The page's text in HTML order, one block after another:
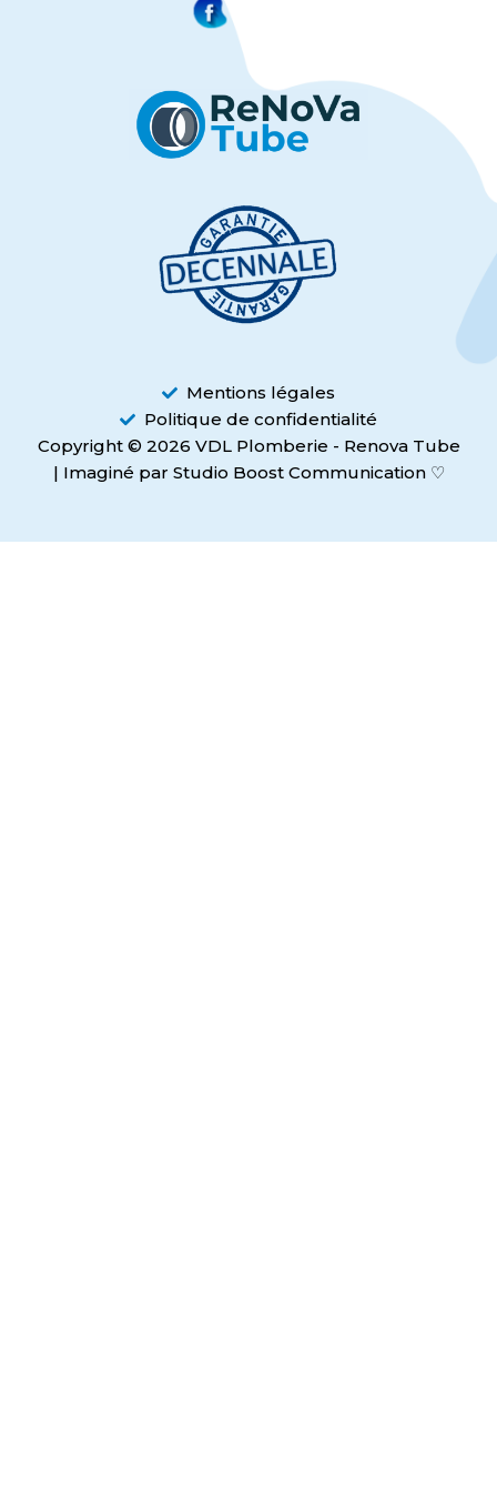
Mentions légales
Politique de confidentialité
Copyright © 2026 VDL Plomberie - Renova Tube
| Imaginé par Studio Boost Communication ♡